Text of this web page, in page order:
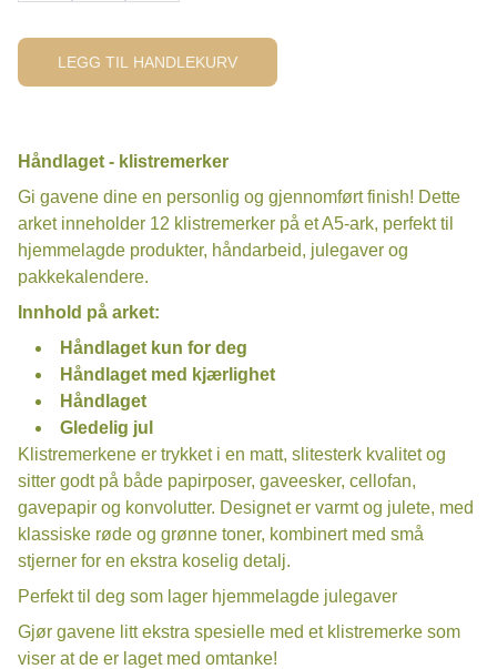
LEGG TIL HANDLEKURV
Håndlaget - klistremerker
Gi gavene dine en personlig og gjennomført finish! Dette
arket inneholder 12 klistremerker på et A5-ark, perfekt til
hjemmelagde produkter, håndarbeid, julegaver og
pakkekalendere.
Innhold på arket:
Håndlaget kun for deg
Håndlaget med kjærlighet
Håndlaget
Gledelig jul
Klistremerkene er trykket i en matt, slitesterk kvalitet og
sitter godt på både papirposer, gaveesker, cellofan,
gavepapir og konvolutter. Designet er varmt og julete, med
klassiske røde og grønne toner, kombinert med små
stjerner for en ekstra koselig detalj.
Perfekt til deg som lager hjemmelagde julegaver
Gjør gavene litt ekstra spesielle med et klistremerke som
viser at de er laget med omtanke!